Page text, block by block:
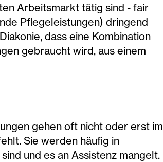
Arbeitsmarkt tätig sind - fair
Pflegeleistungen) dringend
dass eine Kombination
gebraucht wird, aus einem
gehen oft nicht oder erst im
Sie werden häufig in
und es an Assistenz mangelt.